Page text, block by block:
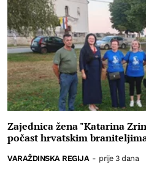
Zajednica žena "Katarina
počast hrvatskim
VARAŽDINSKA REGIJA - prije 3 dana